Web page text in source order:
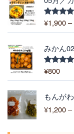
5段階中
5.00
¥1,900 –
みかん
5段階中
¥800
もんが
¥1,200 –